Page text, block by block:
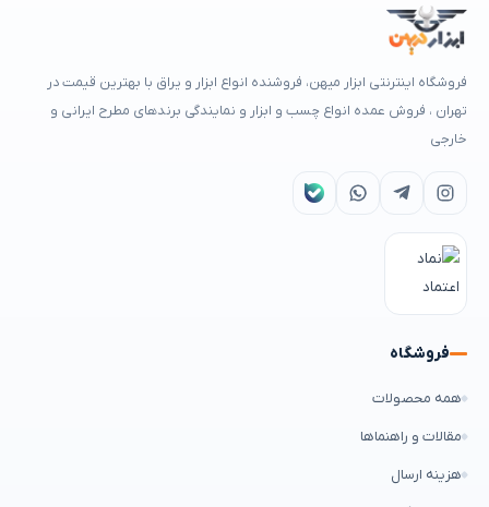
فروشگاه اینترنتی ابزار میهن، فروشنده انواع ابزار و یراق با بهترین قیمت در
تهران ، فروش عمده انواع چسب و ابزار و نمایندگی برندهای مطرح ایرانی و
خارجی
فروشگاه
همه محصولات
مقالات و راهنماها
هزینه ارسال